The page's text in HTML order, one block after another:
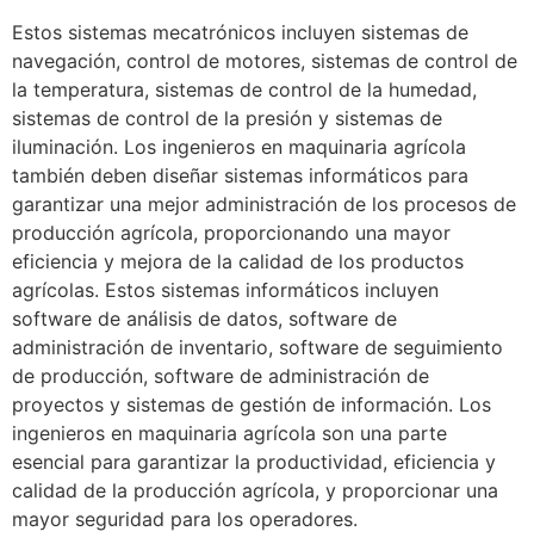
Estos sistemas mecatrónicos incluyen sistemas de
navegación, control de motores, sistemas de control de
la temperatura, sistemas de control de la humedad,
sistemas de control de la presión y sistemas de
iluminación. Los ingenieros en maquinaria agrícola
también deben diseñar sistemas informáticos para
garantizar una mejor administración de los procesos de
producción agrícola, proporcionando una mayor
eficiencia y mejora de la calidad de los productos
agrícolas. Estos sistemas informáticos incluyen
software de análisis de datos, software de
administración de inventario, software de seguimiento
de producción, software de administración de
proyectos y sistemas de gestión de información. Los
ingenieros en maquinaria agrícola son una parte
esencial para garantizar la productividad, eficiencia y
calidad de la producción agrícola, y proporcionar una
mayor seguridad para los operadores.